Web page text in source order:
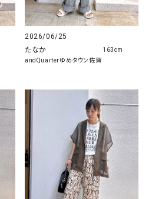
2026/06/25
たなか
andQuarterゆめタウン佐賀
163cm